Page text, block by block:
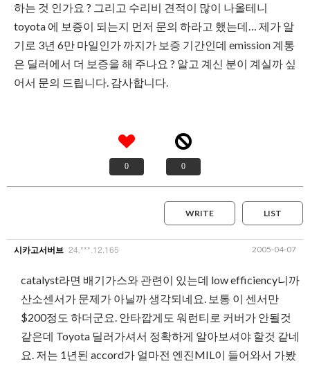
하는 것 인가요 ? 그리고 수리비 견적이 많이 나올테니
toyota 에 보증이 되는지 먼저 문의 하라고 했는데… 제가 알
기로 3년 6만 마일인가 까지가 보증 기간인데 emission 계통
은 딜러에서 더 보증을 해 주나요 ? 알고 계신 분이 계실까 싶
어서 문의 드립니다. 감사합니다.
0 0
LIST
WRITE
시카고서버브 24.***.12.165 2005-04-07
catalyst라면 배기가스와 관련이 있는데 low efficiency니까
산소센서가 문제가 아닐까 생각되네요. 보통 이 센서만
$200정도 하더군요. 안타깝게도 워런티로 커버가 안될것
같은데 Toyota 딜러가셔서 정확하게 알아보셔야 할것 같네
요. 저는 1년된 accord가 얼마전 엔진MIL이 들어와서 가봤